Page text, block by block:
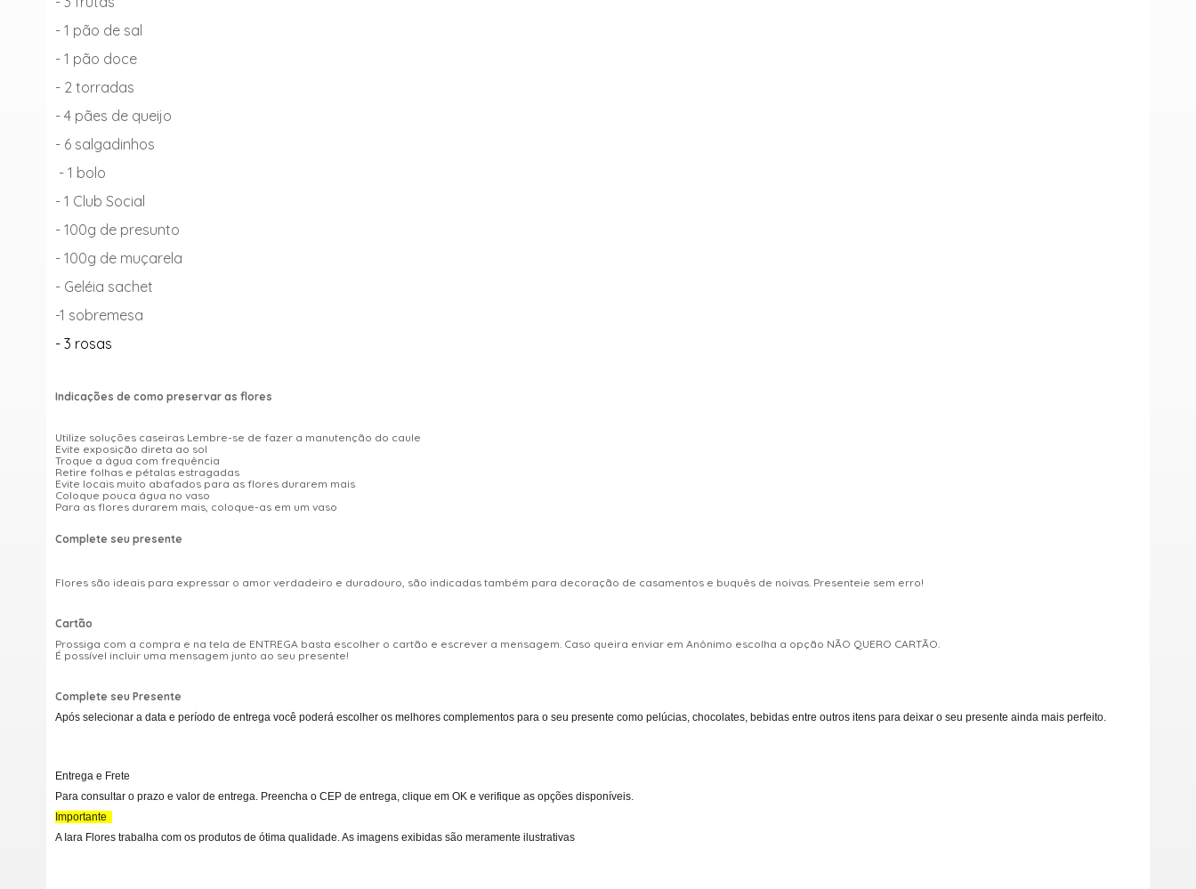
- 1 pão de sal
- 1 pão doce
- 2 torradas
- 4 pães de queijo
- 6 salgadinhos
- 1 bolo
- 1 Club Social
- 100g de presunto
- 100g de muçarela
- Geléia sachet
-1 sobremesa
- 3 rosas
Indicações de como preservar as flores
Utilize soluções caseiras Lembre-se de fazer a manutenção do caule
Evite exposição direta ao sol
Troque a água com frequência
Retire folhas e pétalas estragadas
Evite locais muito abafados para as flores durarem mais
Coloque pouca água no vaso
Para as flores durarem mais, coloque-as em um vaso
Complete seu presente
Flores são ideais para expressar o amor verdadeiro e duradouro, são indicadas também para decoração de casamentos e buquês de noivas. Presenteie sem erro!
Cartão
Prossiga com a compra e na tela de ENTREGA basta escolher o cartão e escrever a mensagem. Caso queira enviar em Anônimo escolha a opção NÃO QUERO CARTÃO.
É possível incluir uma mensagem junto ao seu presente!
Complete seu Presente
Após selecionar a data e período de entrega você poderá escolher os melhores complementos para o seu presente como pelúcias, chocolates, bebidas entre outros itens para deixar o seu presente ainda mais perfeito.
Entrega e Frete
Para consultar o prazo e valor de entrega. Preencha o CEP de entrega, clique em OK e verifique as opções disponíveis.
Importante
A Iara Flores trabalha com os produtos de ótima qualidade. As imagens exibidas são meramente ilustrativas